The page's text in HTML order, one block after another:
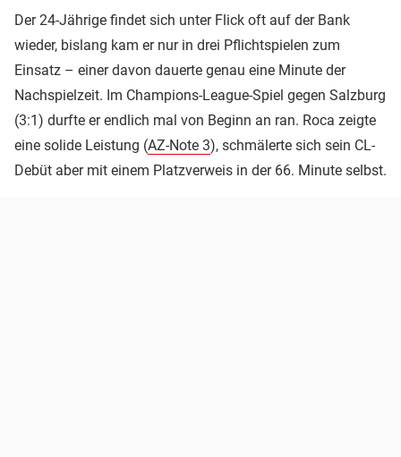
Der 24-Jährige findet sich unter Flick oft auf der Bank
wieder, bislang kam er nur in drei Pflichtspielen zum
Einsatz – einer davon dauerte genau eine Minute der
Nachspielzeit. Im Champions-League-Spiel gegen Salzburg
(3:1) durfte er endlich mal von Beginn an ran. Roca zeigte
eine solide Leistung (AZ-Note 3), schmälerte sich sein CL-
Debüt aber mit einem Platzverweis in der 66. Minute selbst.